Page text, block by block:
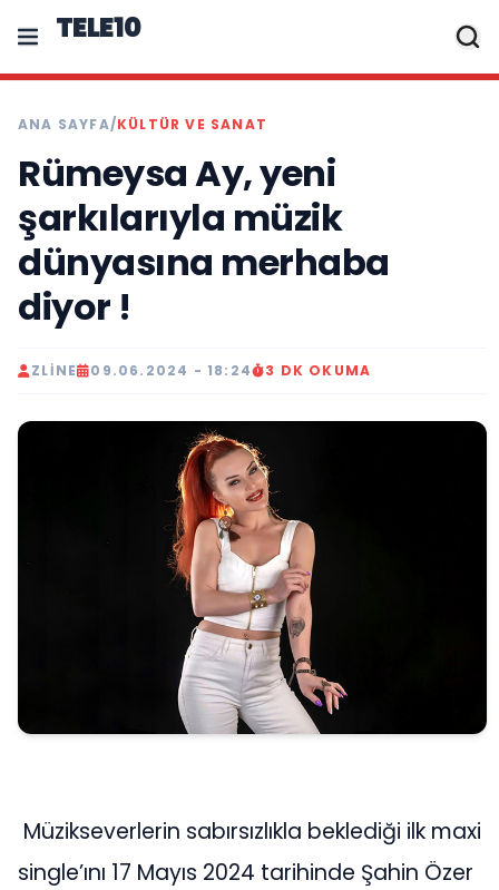
TELE10
ANA SAYFA/KÜLTÜR VE SANAT
Rümeysa Ay, yeni
şarkılarıyla müzik
dünyasına merhaba
diyor !
ZLINE 09.06.2024 - 18:24 3 DK OKUMA
Müzikseverlerin sabırsızlıkla beklediği ilk maxi
single’ını 17 Mayıs 2024 tarihinde Şahin Özer